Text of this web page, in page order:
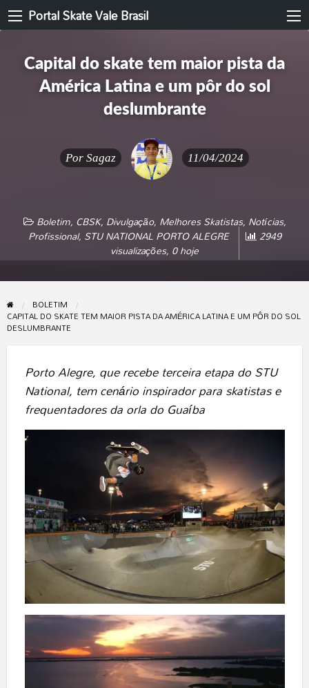
Portal Skate Vale Brasil
Capital do skate tem maior pista da
América Latina e um pôr do sol
deslumbrante
Por Sagaz 11/04/2024
Boletim, CBSK, Divulgação, Melhores Skatistas, Notícias,
Profissional, STU NATIONAL PORTO ALEGRE 2949
visualizações, 0 hoje
BOLETIM
CAPITAL DO SKATE TEM MAIOR PISTA DA AMÉRICA LATINA E UM PÔR DO SOL
DESLUMBRANTE
Porto Alegre, que recebe terceira etapa do STU
National, tem cenário inspirador para skatistas e
frequentadores da orla do Guaíba